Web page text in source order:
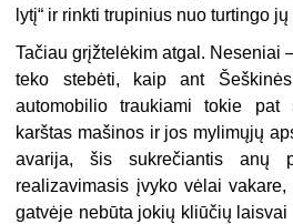
lytį“ ir rinkti trupinius nuo turtingo
Tačiau grįžtelėkim atgal. Neseniai
teko stebėti, kaip ant
automobilio traukiami tokie pat
karštas mašinos ir jos mylimųjų
avarija, šis sukrečiantis anų
realizavimasis įvyko vėlai vakare,
gatvėje nebūta jokių kliūčių